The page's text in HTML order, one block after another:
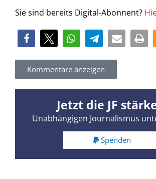
Sie sind bereits Digital-Abonnent?
Kommentare anzeigen
Jetzt die JF
Unabhängigen Journalismus
Spenden